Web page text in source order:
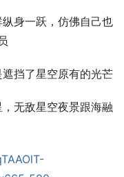
身一跃，仿佛自己也
挡了星空原有的光芒
无敌星空夜景跟海融